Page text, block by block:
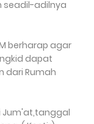
seadil-adilnya
berharap agar
dapat
dari Rumah
Jum'at,tanggal